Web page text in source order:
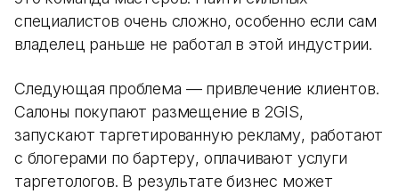
специалистов очень сложно, особенно если сам
владелец раньше не работал в этой индустрии.
Следующая проблема — привлечение клиентов.
Салоны покупают размещение в 2GIS,
запускают таргетированную рекламу, работают
с блогерами по бартеру, оплачивают услуги
таргетологов. В результате бизнес может